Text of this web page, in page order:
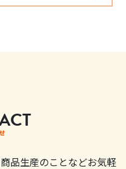
品生産のことなどお気軽